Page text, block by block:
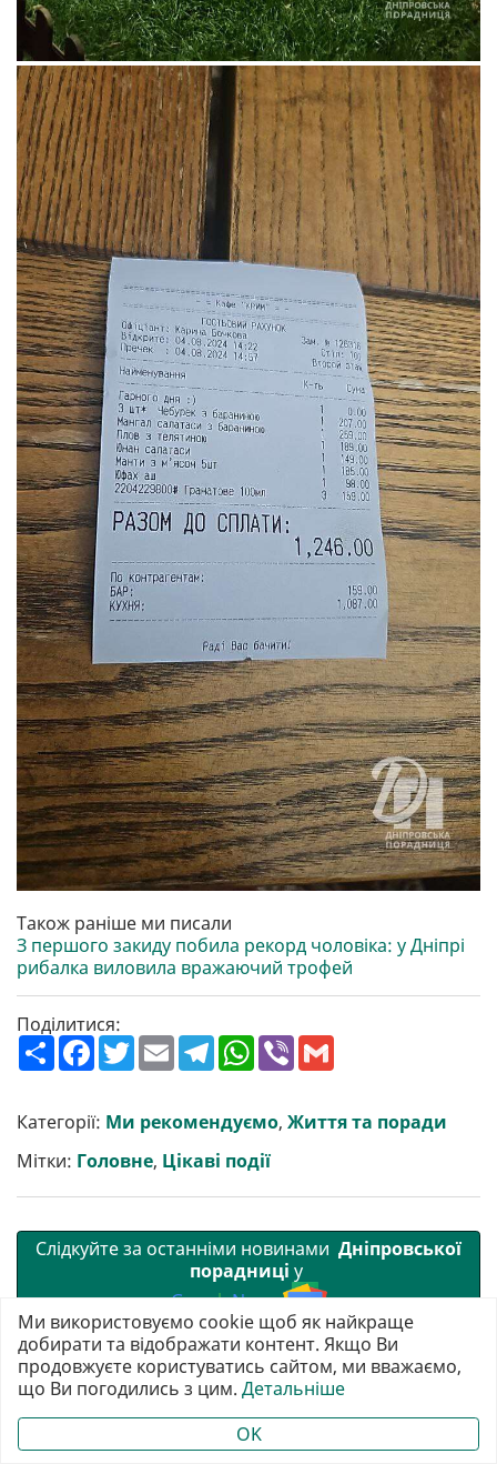
Також раніше ми писали
З першого закиду побила рекорд чоловіка: у Дніпрі
рибалка виловила вражаючий трофей
Поділитися:
П
о
ш
р
и
и
F
a
c
b
o
k
T
w
e
E
m
a
l
T
e
g
r
a
m
W
h
a
s
A
p
p
V
b
r l
Категорії: Ми рекомендуємо, Життя та поради
Мітки: Головне, Цікаві події
Слідкуйте за останніми новинами Дніпровської
порадниці у
GoogleNews
Ми використовуємо cookie щоб як найкраще
добирати та відображати контент. Якщо Ви
продовжуєте користуватись сайтом, ми вважаємо,
що Ви погодились з цим. Детальніше
OK